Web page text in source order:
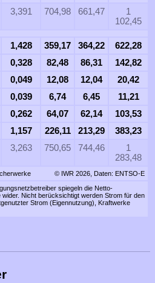
3,391 704,98 661,47
1
102,45
1,428 359,17 364,22
622,28
0,328 82,48 86,31
142,82
0,049 12,08 12,04
20,42
0,039 6,74 6,45
11,21
0,262 64,07 62,14
103,53
1,157 226,11 213,29
383,23
3,263 750,65 744,46
1
283,48
© IWR 2026, Daten: ENTSO-E
spiegeln die Netto-
Nicht berücksichtigt werden Strom für den
Strom (Eigennutzung), Kraftwerke